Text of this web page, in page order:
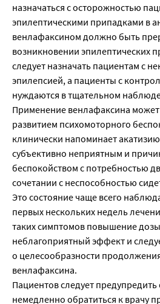
назначаться с осторожностью
эпилептическими припадками в
венлафаксином должно быть
возникновении эпилептических
следует назначать пациентам с
эпилепсией, а пациенты с
нуждаются в тщательном
Применение венлафаксина может
развитием психомоторного
клинически напоминает акатизию
субъективно неприятным и
беспокойством с потребностью
сочетании с неспособностью
Это состояние чаще всего
первых нескольких недель
таких симптомов повышение
неблагоприятный эффект и
о целесообразности
венлафаксина.
Пациентов следует
немедленно обратиться к врачу